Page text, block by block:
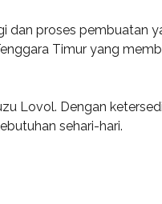
dan proses pembuatan
Timur yang
Lovol. Dengan
sehari-hari.